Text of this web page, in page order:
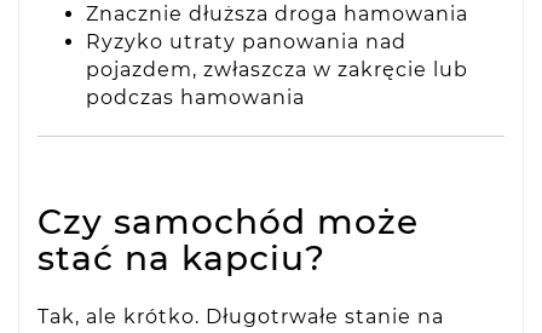
Znacznie dłuższa droga hamowania
Ryzyko utraty panowania nad
pojazdem, zwłaszcza w zakręcie lub
podczas hamowania
Czy samochód może
stać na kapciu?
Tak, ale krótko. Długotrwałe stanie na